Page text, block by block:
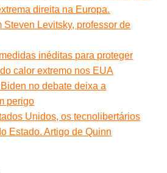
direita na Europa.
Steven Levitsky, professor de
inéditas para proteger
calor extremo nos EUA
no debate deixa a
perigo
Unidos, os tecnolibertários
Estado. Artigo de Quinn